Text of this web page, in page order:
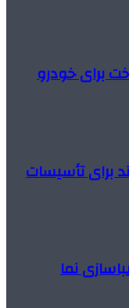
برای خودرو
برای تأسیسات
نما